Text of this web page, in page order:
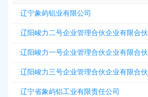
辽宁象屿铝业有限公司
辽阳峻力二号企业管理合伙企业有限合伙
辽阳峻力一号企业管理合伙企业有限合伙
辽阳峻力三号企业管理合伙企业有限合伙
辽宁省象屿铝工业有限责任公司